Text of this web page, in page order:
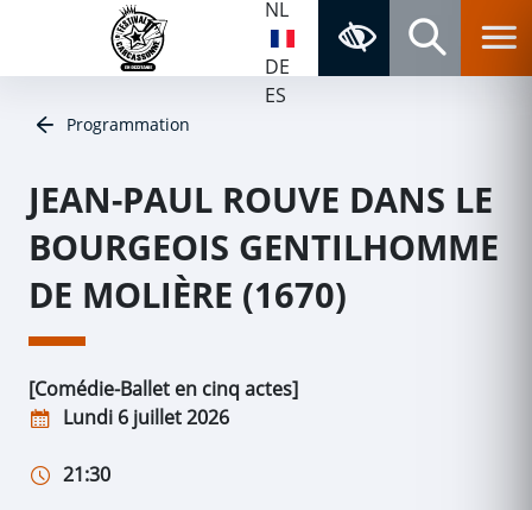
Aller au contenu
Aller au menu
Navigation principaleRetour à la page d'accueil
NL
DE
ES
Accessibilité
Programmation
JEAN-PAUL ROUVE DANS LE
BOURGEOIS GENTILHOMME
DE MOLIÈRE (1670)
[Comédie-Ballet en cinq actes]
Lundi 6 juillet 2026
21:30
Panneau de gestion des cookies